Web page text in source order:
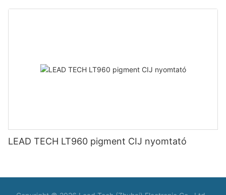
LEAD TECH LT960 pigment CIJ nyomtató